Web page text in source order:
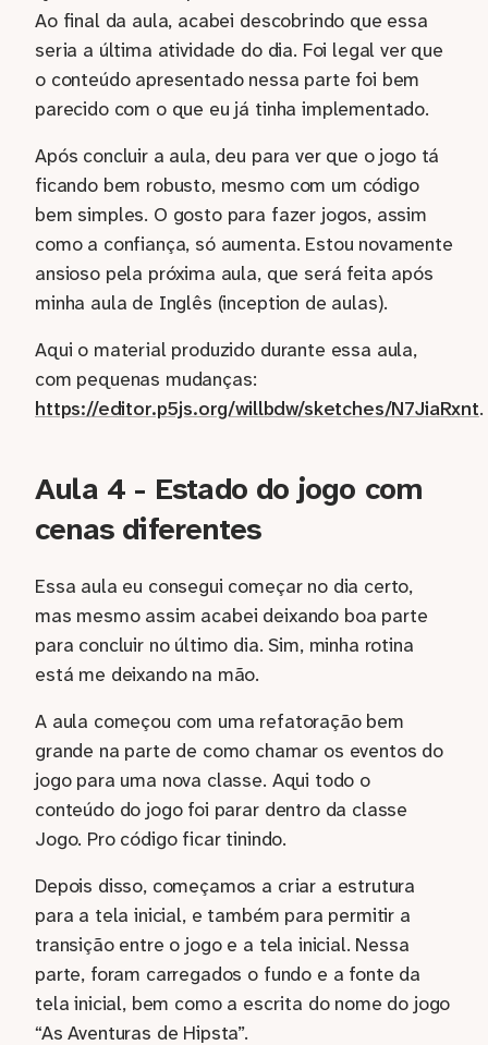
Ao final da aula, acabei descobrindo que essa
seria a última atividade do dia. Foi legal ver que
o conteúdo apresentado nessa parte foi bem
parecido com o que eu já tinha implementado.
Após concluir a aula, deu para ver que o jogo tá
ficando bem robusto, mesmo com um código
bem simples. O gosto para fazer jogos, assim
como a confiança, só aumenta. Estou novamente
ansioso pela próxima aula, que será feita após
minha aula de Inglês (inception de aulas).
Aqui o material produzido durante essa aula,
com pequenas mudanças:
https://editor.p5js.org/willbdw/sketches/N7JiaRxnt.
Aula 4 - Estado do jogo com
cenas diferentes
Essa aula eu consegui começar no dia certo,
mas mesmo assim acabei deixando boa parte
para concluir no último dia. Sim, minha rotina
está me deixando na mão.
A aula começou com uma refatoração bem
grande na parte de como chamar os eventos do
jogo para uma nova classe. Aqui todo o
conteúdo do jogo foi parar dentro da classe
Jogo. Pro código ficar tinindo.
Depois disso, começamos a criar a estrutura
para a tela inicial, e também para permitir a
transição entre o jogo e a tela inicial. Nessa
parte, foram carregados o fundo e a fonte da
tela inicial, bem como a escrita do nome do jogo
“As Aventuras de Hipsta”.